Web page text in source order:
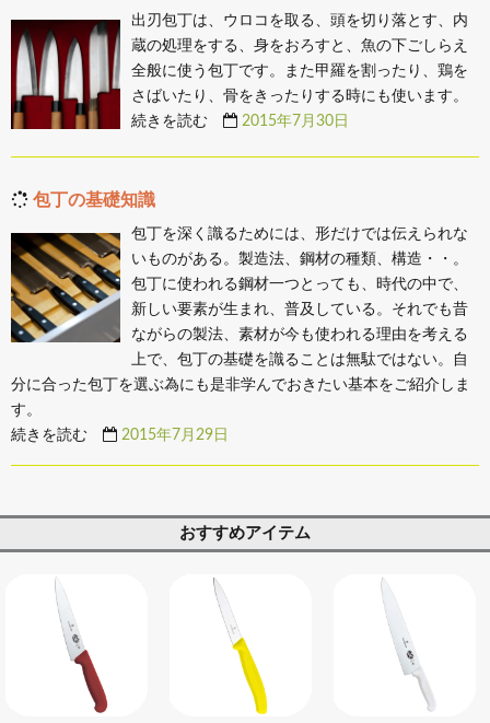
出刃包丁は、ウロコを取る、頭を切り落とす、内
蔵の処理をする、身をおろすと、魚の下ごしらえ
全般に使う包丁です。また甲羅を割ったり、鶏を
さばいたり、骨をきったりする時にも使います。
続きを読む
2015年7月30日
包丁の基礎知識
包丁を深く識るためには、形だけでは伝えられな
いものがある。製造法、鋼材の種類、構造・・。
包丁に使われる鋼材一つとっても、時代の中で、
新しい要素が生まれ、普及している。それでも昔
ながらの製法、素材が今も使われる理由を考える
上で、包丁の基礎を識ることは無駄ではない。自
分に合った包丁を選ぶ為にも是非学んでおきたい基本をご紹介しま
す。
続きを読む
2015年7月29日
おすすめアイテム